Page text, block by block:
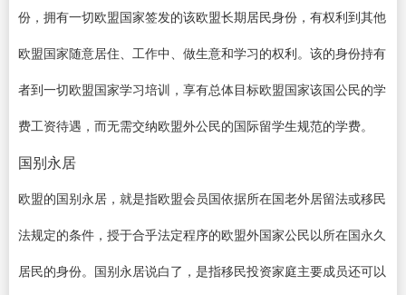
份，拥有一切欧盟国家签发的该欧盟长期居民身份，有权利到其他
欧盟国家随意居住、工作中、做生意和学习的权利。该的身份持有
者到一切欧盟国家学习培训，享有总体目标欧盟国家该国公民的学
费工资待遇，而无需交纳欧盟外公民的国际留学生规范的学费。
国别永居
欧盟的国别永居，就是指欧盟会员国依据所在国老外居留法或移民
法规定的条件，授于合乎法定程序的欧盟外国家公民以所在国永久
居民的身份。国别永居说白了，是指移民投资家庭主要成员还可以